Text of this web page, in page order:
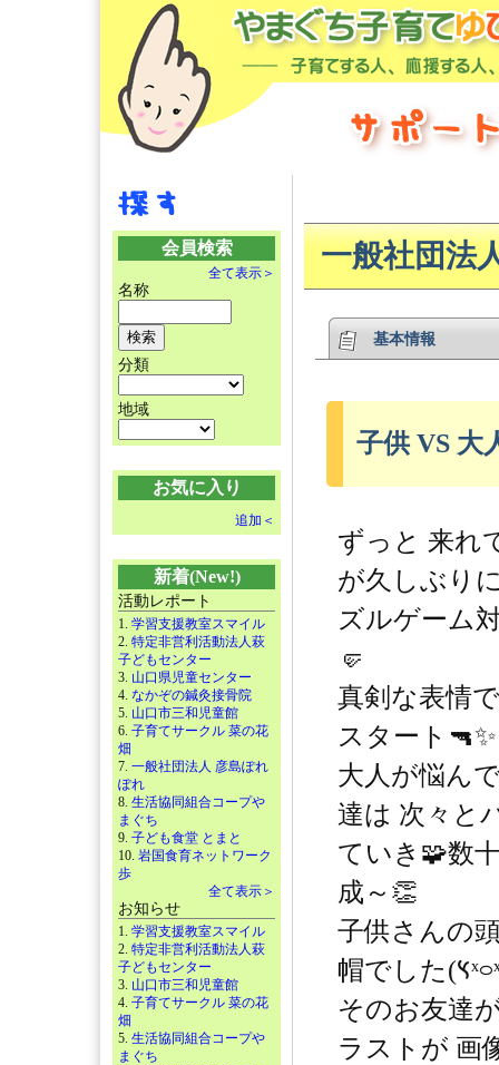
会員検索
全て表示＞
名称
分類
地域
お気に入り
追加＜
新着(New!)
活動レポート
1. 学習支援教室スマイル
2. 特定非営利活動法人萩
子どもセンター
3. 山口県児童センター
4. なかぞの鍼灸接骨院
5. 山口市三和児童館
6. 子育てサークル 菜の花
畑
7. 一般社団法人 彦島ぽれ
ぽれ
8. 生活協同組合コープや
まぐち
9. 子ども食堂 とまと
10. 岩国食育ネットワーク
歩
全て表示＞
お知らせ
1. 学習支援教室スマイル
2. 特定非営利活動法人萩
子どもセンター
3. 山口市三和児童館
4. 子育てサークル 菜の花
畑
5. 生活協同組合コープや
まぐち
一般社団法
基本情報
子供 VS 大
ずっと 来れ
が久しぶり
ズルゲーム
🤛
真剣な表情
スタート
大人が悩ん
達は 次々と
ていき🧩数
成～👏
子供さんの
そのお友達
ラストが 画